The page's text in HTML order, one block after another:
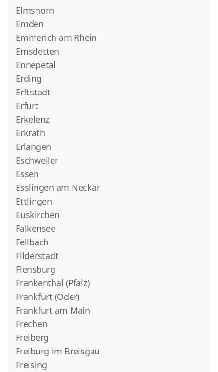
Elmshorn
Emden
Emmerich am Rhein
Emsdetten
Ennepetal
Erding
Erftstadt
Erfurt
Erkelenz
Erkrath
Erlangen
Eschweiler
Essen
Esslingen am Neckar
Ettlingen
Euskirchen
Falkensee
Fellbach
Filderstadt
Flensburg
Frankenthal (Pfalz)
Frankfurt (Oder)
Frankfurt am Main
Frechen
Freiberg
Freiburg im Breisgau
Freising